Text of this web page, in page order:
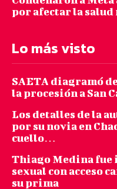
por afectar la
Lo más visto
SAETA diagramó
la procesión a San
Los detalles de la
por su novia en
cuello…
Thiago Medina fue
sexual con acceso
su prima